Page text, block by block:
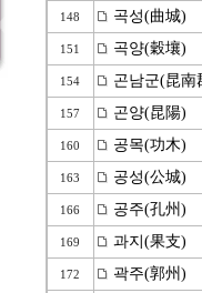
148 곡성(曲城)
151 곡양(穀壤)
154 곤남군(昆南
157 곤양(昆陽)
160 공목(功木)
163 공성(公城)
166 공주(孔州)
169 과지(果支)
172 곽주(郭州)